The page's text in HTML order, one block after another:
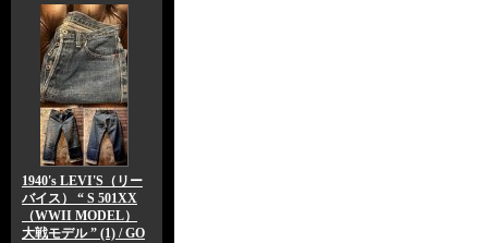
1940's LEVI'S（リー
バイス） “ S 501XX
（WWII MODEL）
大戦モデル ” (1) / GO